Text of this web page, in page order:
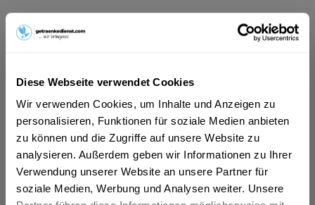
Diese Webseite verwendet Cookies
Wir verwenden Cookies, um Inhalte und Anzeigen zu
personalisieren, Funktionen für soziale Medien anbieten
zu können und die Zugriffe auf unsere Website zu
analysieren. Außerdem geben wir Informationen zu Ihrer
Verwendung unserer Website an unsere Partner für
soziale Medien, Werbung und Analysen weiter. Unsere
inkl. MwSt.ggf. zzgl. Erschwerniszuschlag
Vorrätig
MEHRWEG
+3,10 € Pfand
In den Warenkorb